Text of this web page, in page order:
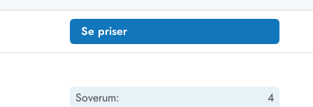
Se priser
Soverum:
4